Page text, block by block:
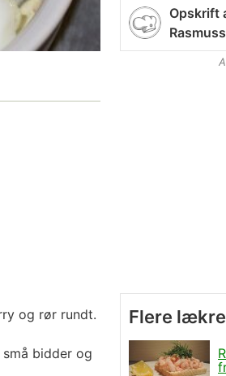
og rør rundt.
bidder og
Opskrift
Flere